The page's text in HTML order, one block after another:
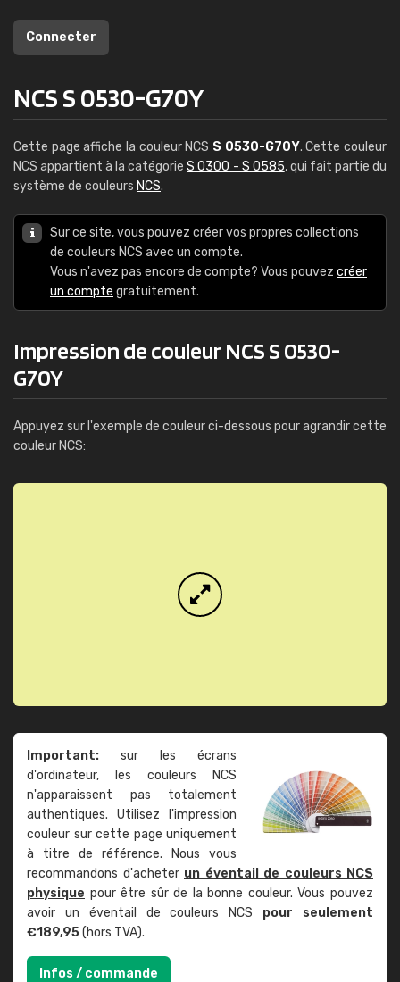
Connecter
NCS S 0530-G70Y
Cette page affiche la couleur NCS S 0530-G70Y. Cette couleur
NCS appartient à la catégorieS 0300 - S 0585, qui fait partie du
système de couleurs NCS.
Sur ce site, vous pouvez créer vos propres collections
de couleurs NCS avec un compte.
Vous n'avez pas encore de compte? Vous pouvez créer
un compte gratuitement.
Impression de couleur NCS S 0530-
G70Y
Appuyez sur l'exemple de couleur ci-dessous pour agrandir cette
couleur NCS:
Important: sur les écrans
d'ordinateur, les couleurs NCS
n'apparaissent pas totalement
authentiques. Utilisez l'impression
couleur sur cette page uniquement
à titre de référence. Nous vous
recommandons d'acheter un éventail de couleurs NCS
physique pour être sûr de la bonne couleur. Vous pouvez
avoir un éventail de couleurs NCS pour seulement
€189,95(hors TVA).
Infos / commande